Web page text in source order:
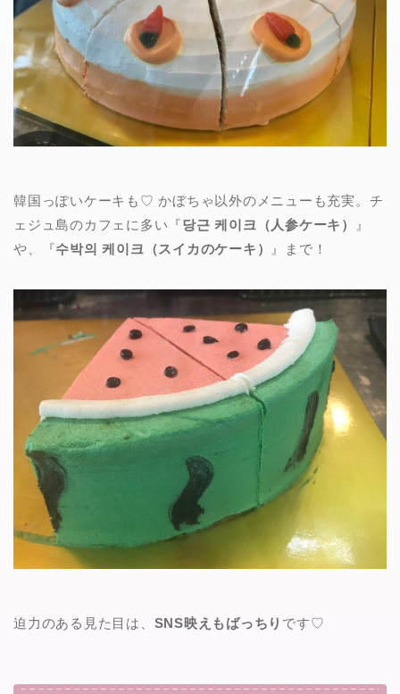
韓国っぽいケーキも♡ かぼちゃ以外のメニューも充実。チ
ェジュ島のカフェに多い『당근 케이크（人参ケーキ）
』
や、『수박의 케이크（スイカのケーキ） 』まで！
迫力のある見た目は、 SNS映えもばっちり です♡